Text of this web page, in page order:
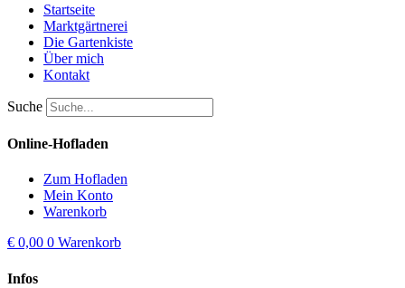
Startseite
Marktgärtnerei
Die Gartenkiste
Über mich
Kontakt
Suche
Online-Hofladen
Zum Hofladen
Mein Konto
Warenkorb
€ 0,00 0 Warenkorb
Infos